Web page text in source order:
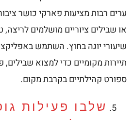
ערים רבות מציעות פארקי כושר
או שבילים ציוריים מושלמים לריצה,
שיעורי יוגה בחוץ. השתמש
תיירות מקומיים כדי למצוא
ספורט קהילתיים בקרבת מקום.
שלבו פעילות